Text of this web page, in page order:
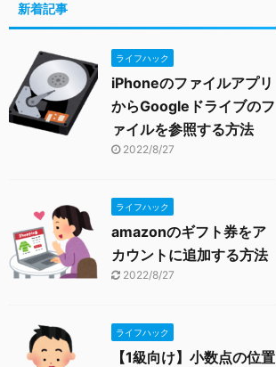
新着記事
ライフハック
iPhoneのファイルアプリ
からGoogleドライブのフ
ァイルを参照する方法
2022/8/27
ライフハック
amazonのギフト券をア
カウントに追加する方法
2022/8/27
ライフハック
【1級向け】小数点の位置